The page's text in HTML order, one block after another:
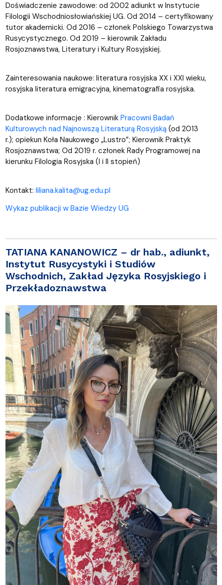
Doświadczenie zawodowe: od 2002 adiunkt w Instytucie
Filologii Wschodniosłowiańskiej UG. Od 2014 – certyfikowany
tutor akademicki. Od 2016 – członek Polskiego Towarzystwa
Rusycystycznego. Od 2019 – kierownik Zakładu
Rosjoznawstwa, Literatury i Kultury Rosyjskiej.
Zainteresowania naukowe: literatura rosyjska XX i XXI wieku,
rosyjska literatura emigracyjna, kinematografia rosyjska.
Dodatkowe informacje : Kierownik Pracowni Badań
Kulturowych nad Najnowszą Literaturą Rosyjską(od 2013
r.); opiekun Koła Naukowego „Lustro”; Kierownik Praktyk
Rosjoznawstwa; Od 2019 r. członek Rady Programowej na
kierunku Filologia Rosyjska (I i II stopień)
Kontakt: liliana.kalita@ug.edu.pl
Wykaz publikacji w Bazie Wiedzy UG
TATIANA KANANOWICZ – dr hab., adiunkt,
Instytut Rusycystyki i Studiów
Wschodnich, Zakład Języka Rosyjskiego i
Przekładoznawstwa